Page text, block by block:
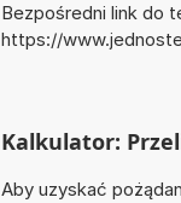
Bezpośredni link do
https://
Kalkulator:
Aby uzyskać